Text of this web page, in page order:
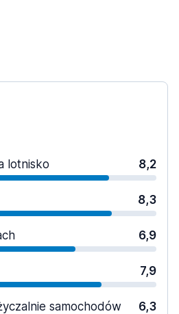
lotnisko 8,2
8,3
6,9
7,9
samochodów 6,3